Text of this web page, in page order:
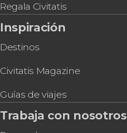
Regala Civitatis
Inspiración
Destinos
Civitatis Magazine
Guías de viajes
Trabaja con nosotros